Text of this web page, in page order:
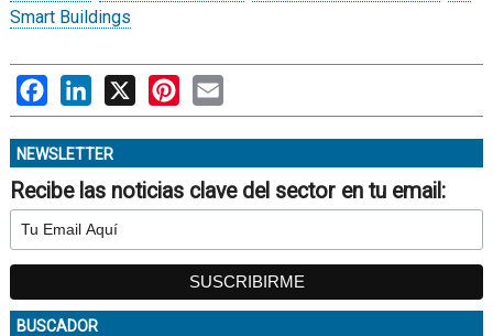
Smart Buildings
FacebookLinkedIn
X PinterestEmail
NEWSLETTER
Recibe las noticias clave del sector en tu email:
BUSCADOR